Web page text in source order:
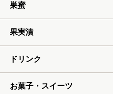
5月
6月
巣蜜
果実漬
ドリンク
お菓子・スイーツ